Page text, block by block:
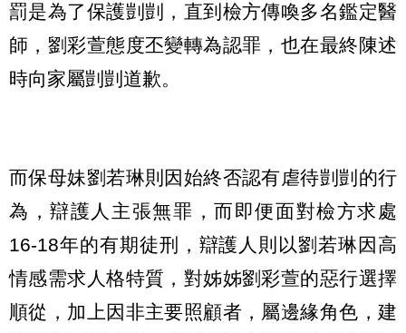
罰是為了保護剴剴，直到檢方傳喚多名鑑定醫
師，劉彩萱態度丕變轉為認罪，也在最終陳述
時向家屬剴剴道歉。
而保母妹劉若琳則因始終否認有虐待剴剴的行
為，辯護人主張無罪，而即便面對檢方求處
16-18年的有期徒刑，辯護人則以劉若琳因高
情感需求人格特質，對姊姊劉彩萱的惡行選擇
順從，加上因非主要照顧者，屬邊緣角色，建